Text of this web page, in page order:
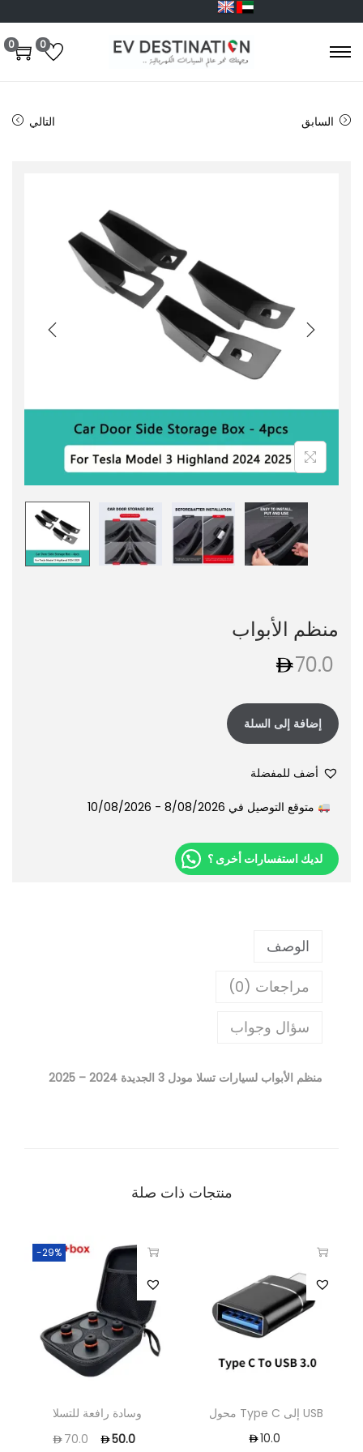
0
0
السابق التالي
منظم الأبواب
70.0
إضافة إلى السلة
أضف للمفضلة
متوقع التوصيل في 8/08/2026 - 10/08/2026
لديك استفسارات أخرى ؟
الوصف
مراجعات (0)
سؤال وجواب
منظم الأبواب لسيارات تسلا مودل 3 الجديدة 2024 – 2025
منتجات ذات صلة
-29%
وسادة رافعة للتسلا
70.0
50.0
محول Type C إلى USB
10.0